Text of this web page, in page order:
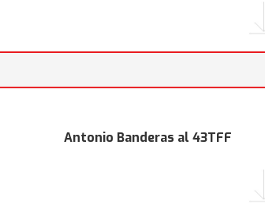
Antonio Banderas al 43TFF